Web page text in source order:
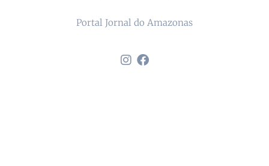
Portal Jornal do Amazonas